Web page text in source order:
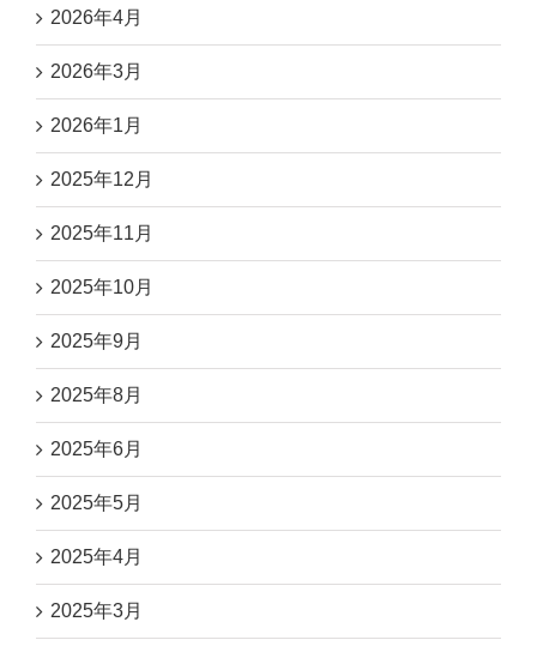
2026年4月
2026年3月
2026年1月
2025年12月
2025年11月
2025年10月
2025年9月
2025年8月
2025年6月
2025年5月
2025年4月
2025年3月